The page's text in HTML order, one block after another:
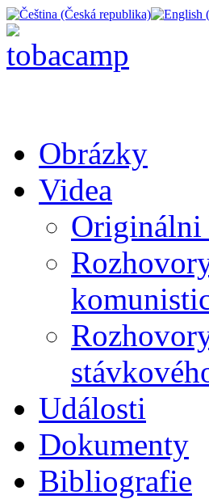
Obrázky
Videa
Originálni
Události
Dokumenty
Bibliografie